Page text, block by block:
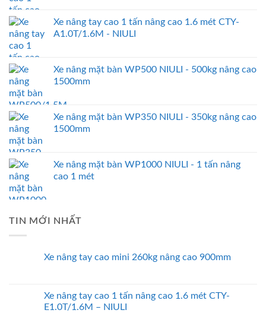
Xe nâng tay cao 1 tấn nâng cao 1.6 mét CTY-
A1.0T/1.6M - NIULI
Xe nâng mặt bàn WP500 NIULI - 500kg nâng cao
1500mm
Xe nâng mặt bàn WP350 NIULI - 350kg nâng cao
1500mm
Xe nâng mặt bàn WP1000 NIULI - 1 tấn nâng
cao 1 mét
TIN MỚI NHẤT
Xe nâng tay cao mini 260kg nâng cao 900mm
Xe nâng tay cao 1 tấn nâng cao 1.6 mét CTY-
E1.0T/1.6M – NIULI